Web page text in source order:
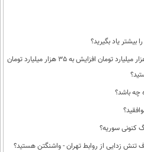
یاد بگیرید؟
بودجه صدا و سیما برای سال جدید با 11 هزار میلیارد تومان افزایش به 35 هزار میلیارد تومان
چه باشد؟
کنونی سوریه؟
تنش زدایی از روابط تهران - واشنگتن هستید؟